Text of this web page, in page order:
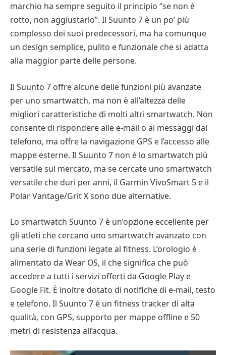
marchio ha sempre seguito il principio “se non è
rotto, non aggiustarlo”. Il Suunto 7 è un po’ più
complesso dei suoi predecessori, ma ha comunque
un design semplice, pulito e funzionale che si adatta
alla maggior parte delle persone.
Il Suunto 7 offre alcune delle funzioni più avanzate
per uno smartwatch, ma non è all’altezza delle
migliori caratteristiche di molti altri smartwatch. Non
consente di rispondere alle e-mail o ai messaggi dal
telefono, ma offre la navigazione GPS e l’accesso alle
mappe esterne. Il Suunto 7 non è lo smartwatch più
versatile sul mercato, ma se cercate uno smartwatch
versatile che duri per anni, il Garmin VivoSmart 5 e il
Polar Vantage/Grit X sono due alternative.
Lo smartwatch Suunto 7 è un’opzione eccellente per
gli atleti che cercano uno smartwatch avanzato con
una serie di funzioni legate al fitness. L’orologio è
alimentato da Wear OS, il che significa che può
accedere a tutti i servizi offerti da Google Play e
Google Fit. È inoltre dotato di notifiche di e-mail, testo
e telefono. Il Suunto 7 è un fitness tracker di alta
qualità, con GPS, supporto per mappe offline e 50
metri di resistenza all’acqua.